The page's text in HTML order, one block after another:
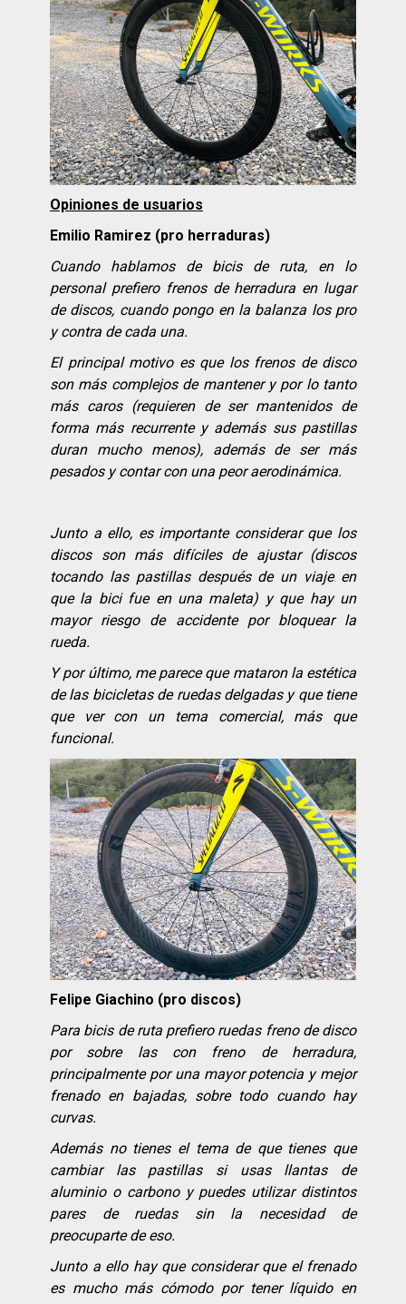
Opiniones de usuarios
Emilio Ramirez (pro herraduras)
Cuando hablamos de bicis de ruta, en lo
personal prefiero frenos de herradura en lugar
de discos, cuando pongo en la balanza los pro
y contra de cada una.
El principal motivo es que los frenos de disco
son más complejos de mantener y por lo tanto
más caros (requieren de ser mantenidos de
forma más recurrente y además sus pastillas
duran mucho menos), además de ser más
pesados y contar con una peor aerodinámica.
Junto a ello, es importante considerar que los
discos son más difíciles de ajustar (discos
tocando las pastillas después de un viaje en
que la bici fue en una maleta) y que hay un
mayor riesgo de accidente por bloquear la
rueda.
Y por último, me parece que mataron la estética
de las bicicletas de ruedas delgadas y que tiene
que ver con un tema comercial, más que
funcional.
Felipe Giachino (pro discos)
Para bicis de ruta prefiero ruedas freno de disco
por sobre las con freno de herradura,
principalmente por una mayor potencia y mejor
frenado en bajadas, sobre todo cuando hay
curvas.
Además no tienes el tema de que tienes que
cambiar las pastillas si usas llantas de
aluminio o carbono y puedes utilizar distintos
pares de ruedas sin la necesidad de
preocuparte de eso.
Junto a ello hay que considerar que el frenado
es mucho más cómodo por tener líquido en